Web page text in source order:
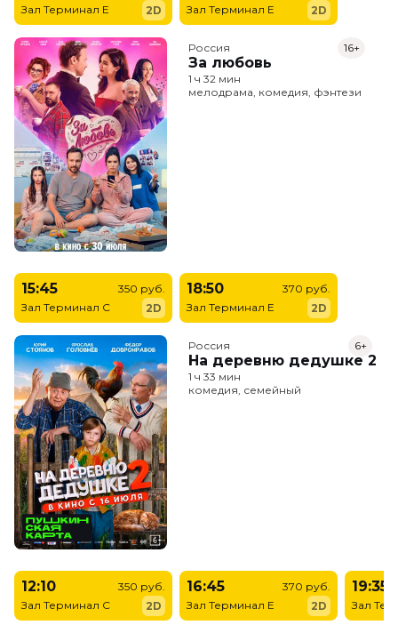
Зал Терминал E
2D
Зал Терминал E
2D
Россия
За любовь
16+
1 ч 32 мин
мелодрама, комедия, фэнтези
15:45
Зал Терминал C
350 руб.
2D
18:50
Зал Терминал E
370 руб.
2D
Россия
На деревню дедушке 2
6+
1 ч 33 мин
комедия, семейный
12:10
Зал Терминал C
350 руб.
2D
16:45
Зал Терминал E
370 руб.
2D
19:35
Зал